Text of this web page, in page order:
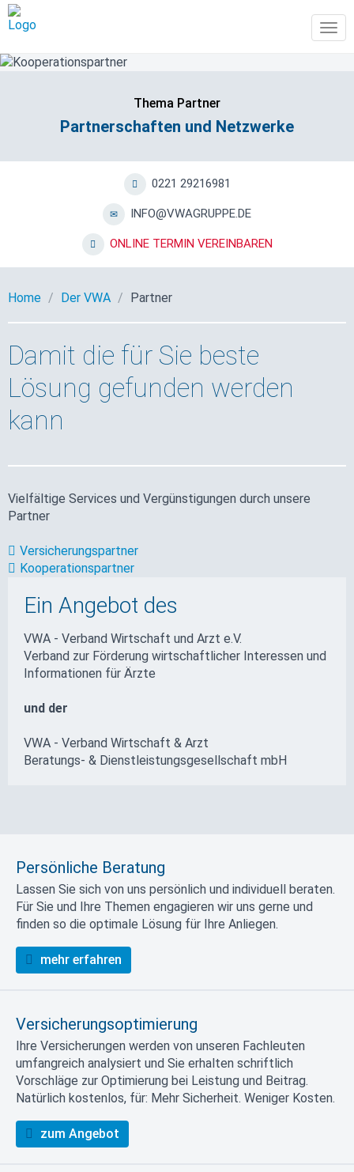
Thema Partner
Partnerschaften und Netzwerke
0221 29216981
INFO@VWAGRUPPE.DE
ONLINE TERMIN VEREINBAREN
Home Der VWA Partner
Damit die für Sie beste
Lösung gefunden werden
kann
Vielfältige Services und Vergünstigungen durch unsere
Partner
Versicherungspartner
Kooperationspartner
Ein Angebot des
VWA - Verband Wirtschaft und Arzt e.V.
Verband zur Förderung wirtschaftlicher Interessen und
Informationen für Ärzte
und der
VWA - Verband Wirtschaft & Arzt
Beratungs- & Dienstleistungs­gesellschaft mbH
Persönliche Beratung
Lassen Sie sich von uns persönlich und individuell beraten.
Für Sie und Ihre Themen engagieren wir uns gerne und
finden so die optimale Lösung für Ihre Anliegen.
mehr erfahren
Versicherungsoptimierung
Ihre Versicherungen werden von unseren Fachleuten
umfangreich analysiert und Sie erhalten schriftlich
Vorschläge zur Optimierung bei Leistung und Beitrag.
Natürlich kostenlos, für: Mehr Sicherheit. Weniger Kosten.
zum Angebot